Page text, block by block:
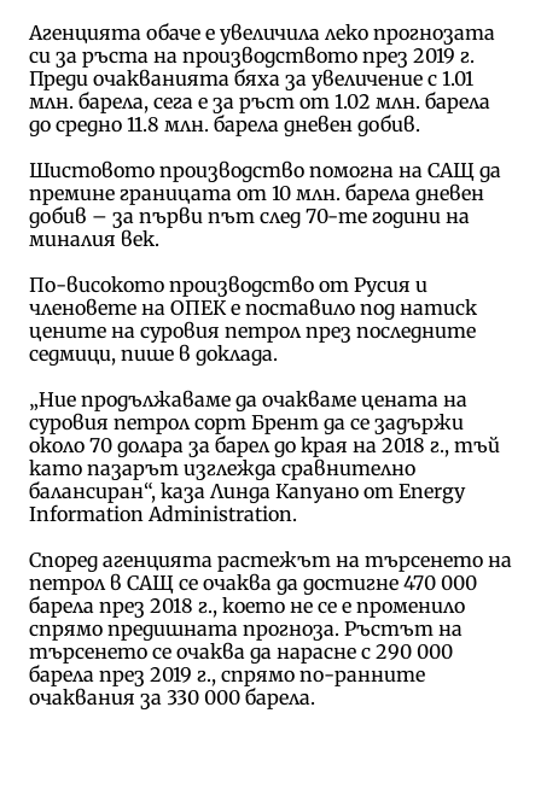
Агенцията обаче е увеличила леко прогнозата
си за ръста на производството през 2019 г.
Преди очакванията бяха за увеличение с 1.01
млн. барела, сега е за ръст от 1.02 млн. барела
до средно 11.8 млн. барела дневен добив.
Шистовото производство помогна на САЩ да
премине границата от 10 млн. барела дневен
добив – за първи път след 70-те години на
миналия век.
По-високото производство от Русия и
членовете на ОПЕК е поставило под натиск
цените на суровия петрол през последните
седмици, пише в доклада.
„Ние продължаваме да очакваме цената на
суровия петрол сорт Брент да се задържи
около 70 долара за барел до края на 2018 г., тъй
като пазарът изглежда сравнително
балансиран“, каза Линда Капуано от Energy
Information Administration.
Според агенцията растежът на търсенето на
петрол в САЩ се очаква да достигне 470 000
барела през 2018 г., което не се е променило
спрямо предишната прогноза. Ръстът на
търсенето се очаква да нарасне с 290 000
барела през 2019 г., спрямо по-ранните
очаквания за 330 000 барела.